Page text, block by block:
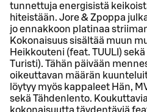
tunnettuja energisistä
hiteistään. Jore & Zpoppa
jo ennakkoon platinaa
Kokonaisuus sisältää muun
Heikkouteni (feat. TUULI)
Turisti). Tähän päivään
oikeuttavan määrän
löytyy myös kappaleet Hän,
sekä Tähdenlento.
kokonaisuutta täydentäviä